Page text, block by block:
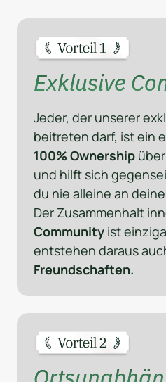
Exklusive
Jeder, der unserer
100% Ownership
und hilft sich
du nie alleine an
Community ist
entstehen daraus
Freundschaften.